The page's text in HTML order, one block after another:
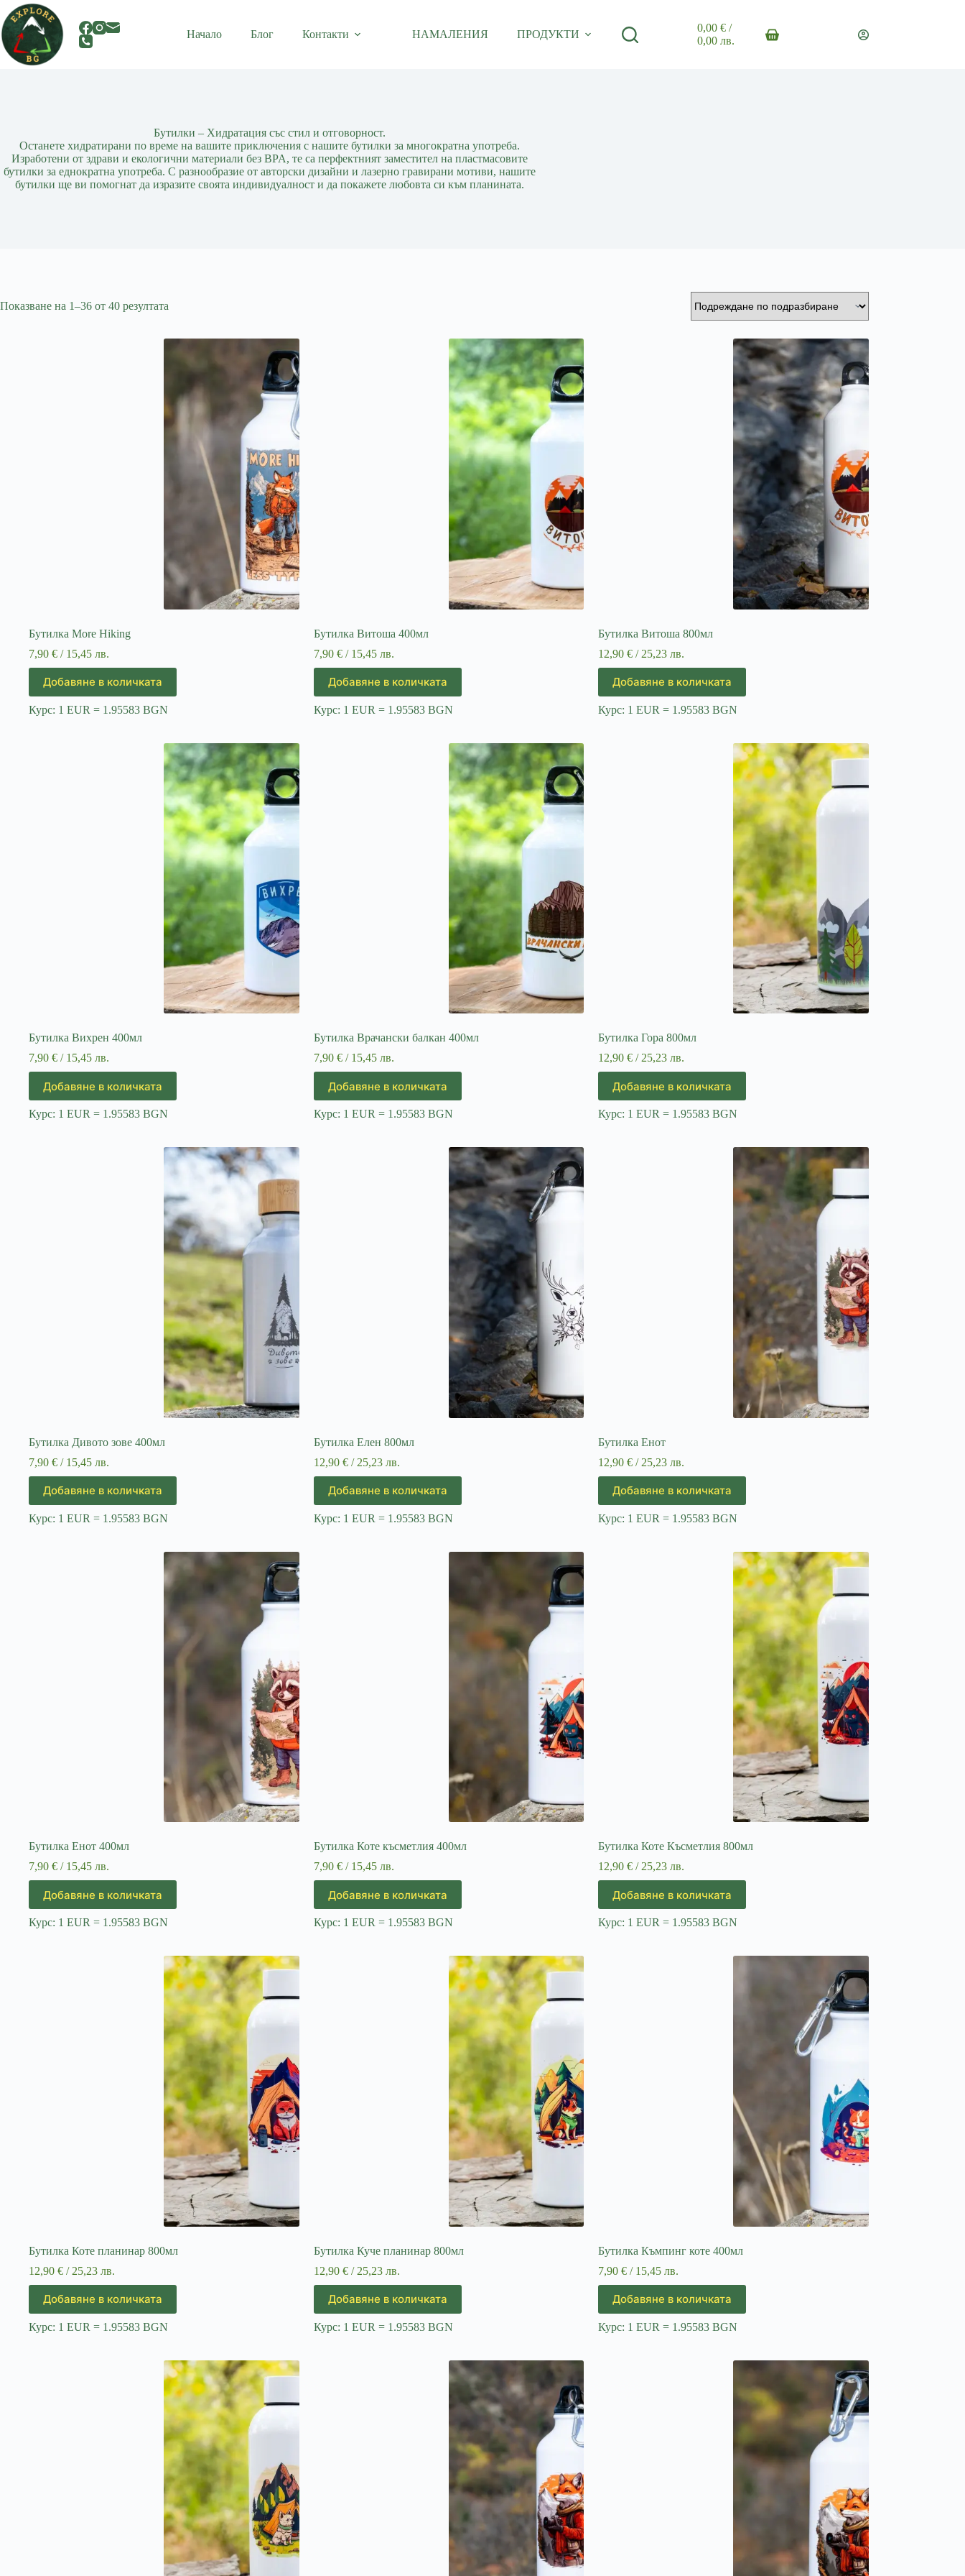
Skip
to
content
Начало Блог Контакти НАМАЛЕНИЯ ПРОДУКТИ
Shopping
0,00 €/
0,00 лв.
Бутилки – Хидратация със стил и отговорност.
Останете хидратирани по време на вашите приключения с нашите бутилки за многократна употреба.
Изработени от здрави и екологични материали без BPA, те са перфектният заместител на пластмасовите
бутилки за еднократна употреба. С разнообразие от авторски дизайни и лазерно гравирани мотиви, нашите
бутилки ще ви помогнат да изразите своята индивидуалност и да покажете любовта си към планината.
Показване на 1–36 от 40 резултата
Бутилка More Hiking
7,90 € / 15,45 лв.
Добавяне в количката
Курс: 1 EUR = 1.95583 BGN
Бутилка Витоша 400мл
7,90 €/ 15,45 лв.
Добавяне в количката
Курс: 1 EUR = 1.95583 BGN
Бутилка Витоша 800мл
12,90€ / 25,23 лв.
Добавяне в количката
Курс: 1 EUR = 1.95583 BGN
Бутилка Вихрен 400мл
7,90 € / 15,45 лв.
Добавяне в количката
Курс: 1 EUR = 1.95583 BGN
Бутилка Врачански балкан 400мл
7,90 €/ 15,45 лв.
Добавяне в количката
Курс: 1 EUR = 1.95583 BGN
Бутилка Гора 800мл
12,90€ / 25,23 лв.
Добавяне в количката
Курс: 1 EUR = 1.95583 BGN
Бутилка Дивото зове 400мл
7,90 € / 15,45 лв.
Добавяне в количката
Курс: 1 EUR = 1.95583 BGN
Бутилка Елен 800мл
12,90 €/ 25,23 лв.
Добавяне в количката
Курс: 1 EUR = 1.95583 BGN
Бутилка Енот
12,90€ / 25,23 лв.
Добавяне в количката
Курс: 1 EUR = 1.95583 BGN
Бутилка Енот 400мл
7,90 € / 15,45 лв.
Добавяне в количката
Курс: 1 EUR = 1.95583 BGN
Бутилка Коте късметлия 400мл
7,90 €/ 15,45 лв.
Добавяне в количката
Курс: 1 EUR = 1.95583 BGN
Бутилка Коте Късметлия 800мл
12,90€ / 25,23 лв.
Добавяне в количката
Курс: 1 EUR = 1.95583 BGN
Бутилка Коте планинар 800мл
12,90 € / 25,23 лв.
Добавяне в количката
Курс: 1 EUR = 1.95583 BGN
Бутилка Куче планинар 800мл
12,90 €/ 25,23 лв.
Добавяне в количката
Курс: 1 EUR = 1.95583 BGN
Бутилка Къмпинг коте 400мл
7,90€ / 15,45 лв.
Добавяне в количката
Курс: 1 EUR = 1.95583 BGN